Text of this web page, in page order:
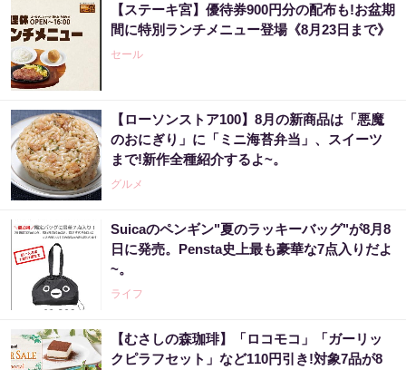
【ステーキ宮】優待券900円分の配布も!お盆期
間に特別ランチメニュー登場《8月23日まで》
セール
【ローソンストア100】8月の新商品は「悪魔
のおにぎり」に「ミニ海苔弁当」、スイーツ
まで!新作全種紹介するよ~。
グルメ
Suicaのペンギン"夏のラッキーバッグ"が8月8
日に発売。Pensta史上最も豪華な7点入りだよ
~。
ライフ
【むさしの森珈琲】「ロコモコ」「ガーリッ
クピラフセット」など110円引き!対象7品が8